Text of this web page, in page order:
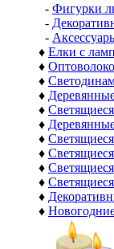
- Фигурки
-
-
♦ Елки с
♦
♦
♦
♦
♦
♦
♦
♦
♦
♦
♦